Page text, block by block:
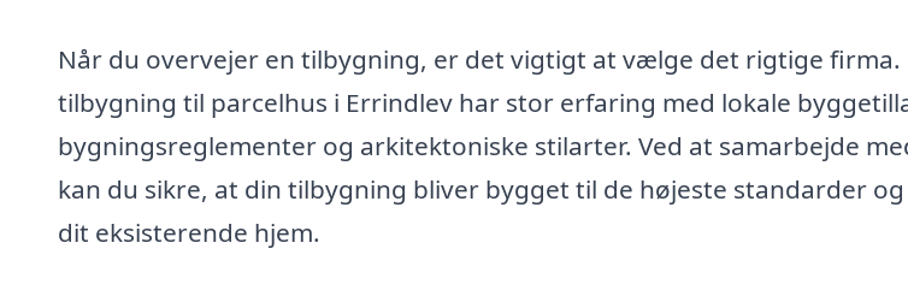
Når du overvejer en tilbygning, er det vigtigt at vælge det rigtige firma.
tilbygning til parcelhus i Errindlev har stor erfaring med lokale
bygningsreglementer og arkitektoniske stilarter. Ved at samarbejde
kan du sikre, at din tilbygning bliver bygget til de højeste standarder
dit eksisterende hjem.